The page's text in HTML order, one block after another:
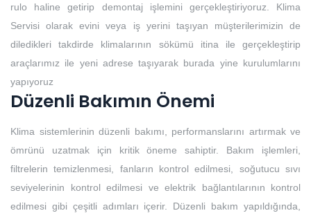
rulo haline getirip demontaj işlemini gerçekleştiriyoruz. Klima
Servisi olarak evini veya iş yerini taşıyan müşterilerimizin de
diledikleri takdirde klimalarının sökümü itina ile gerçekleştirip
araçlarımız ile yeni adrese taşıyarak burada yine kurulumlarını
yapıyoruz
Düzenli Bakımın Önemi
Klima sistemlerinin düzenli bakımı, performanslarını artırmak ve
ömrünü uzatmak için kritik öneme sahiptir. Bakım işlemleri,
filtrelerin temizlenmesi, fanların kontrol edilmesi, soğutucu sıvı
seviyelerinin kontrol edilmesi ve elektrik bağlantılarının kontrol
edilmesi gibi çeşitli adımları içerir. Düzenli bakım yapıldığında,